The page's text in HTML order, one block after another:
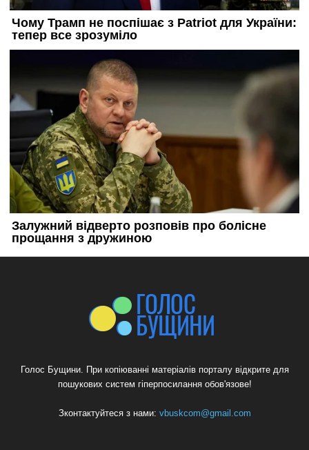
Голос Бущини. При копіюванні матеріалів порталу відкрите для
пошукових систем гіперпосилання обов'язове!
Зконтактуйтеся з нами: vbuskcom@gmail.com